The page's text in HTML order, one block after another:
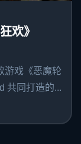
欢》
游戏《恶魔轮
共同打造的...